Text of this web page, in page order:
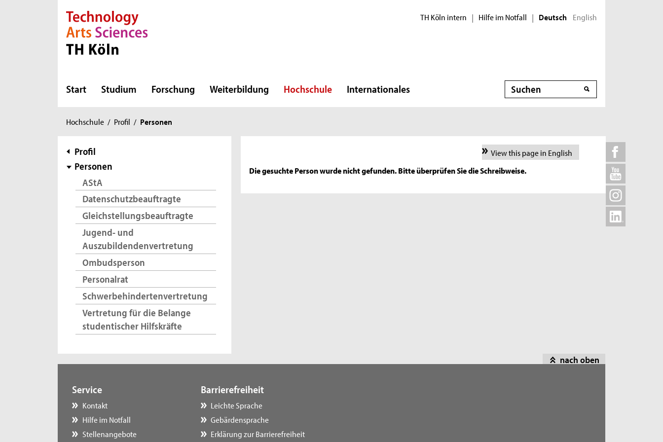
Direkt zur Hauptnavigation
Direkt zur Subnavigation
Direkt zum Inhalt
Direkt zum Fußbereich TH Köln intern | Hilfe im Notfall | Deutsch English
Start Studium Forschung Weiterbildung Hochschule Internationales Suche
Sie
hier:
Hochschule / Profil / Personen
Subnavigation
Profil
Personen
AStA
Datenschutzbeauftragte
Gleichstellungsbeauftragte
Jugend- und
Auszubildendenvertretung
Ombudsperson
Personalrat
Schwerbehindertenvertretung
Vertretung für die Belange
studentischer Hilfskräfte
View this page in English
Die gesuchte Person wurde nicht gefunden. Bitte überprüfen Sie die Schreibweise.
nach oben
Service
Kontakt
Hilfe im Notfall
Stellenangebote
Barrierefreiheit
Leichte Sprache
Gebärdensprache
Erklärung zur Barrierefreiheit